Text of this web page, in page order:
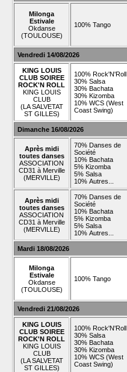
Milonga
Estivale
Okdanse
(TOULOUSE)
100% Tango
Vendredi 14/08/2026
KING LOUIS
CLUB SOIREE
ROCK'N ROLL
KING LOUIS
CLUB
(LA SALVETAT
ST GILLES)
100% Rock'N'Roll
30% Salsa
30% Bachata
30% Kizomba
10% WCS (West
Coast Swing)
Dimanche 16/08/2026
Après midi
toutes danses
ASSOCIATION
CD31 à Merville
(MERVILLE)
70% Danses de
Société
10% Bachata
5% Kizomba
5% Salsa
10% Autres...
Après midi
toutes danses
ASSOCIATION
CD31 à Merville
(MERVILLE)
70% Danses de
Société
10% Bachata
5% Kizomba
5% Salsa
10% Autres...
Mardi 18/08/2026
Milonga
Estivale
Okdanse
(TOULOUSE)
100% Tango
Vendredi 21/08/2026
KING LOUIS
CLUB SOIREE
ROCK'N ROLL
KING LOUIS
CLUB
(LA SALVETAT
ST GILLES)
100% Rock'N'Roll
30% Salsa
30% Bachata
30% Kizomba
10% WCS (West
Coast Swing)